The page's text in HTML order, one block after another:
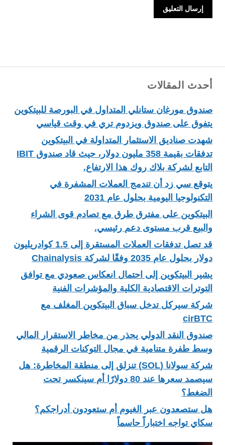
أحدث المقالات
صندوق مورغان ستانلي المتداول في البورصة للبيتكوين
يتفوق على صندوق ويزدوم تري في وقت قياسي
شهدت صناديق الاستثمار المتداولة في البيتكوين
تدفقات بقيمة 358 مليون دولار، حيث قاد صندوق IBIT
التابع لشركة بلاك روك هذا الارتفاع.
يتوقع سي زد أن تندمج العملات المشفرة في
التكنولوجيا اليومية بحلول عام 2031
البيتكوين على مفترق طرق مع تصادم قوى الشراء
والبيع قرب مستوى دعم رئيسي.
قد تصل تدفقات العملات المستقرة إلى 1.5 كوادريليون
دولار بحلول عام 2035 وفقًا لشركة Chainalysis
يشير البيتكوين إلى احتمال انعكاس صعودي مع توافق
التوترات الاقتصادية الكلية والمؤشرات الفنية
شركة سيركل تدخل سباق البيتكوين المغلف مع
cirBTC
صندوق النقد الدولي يحذر من مخاطر الاستقرار المالي
وسط طفرة متنامية في مجال التوكنات الرقمية
شركة سولانا (SOL) تنزلق إلى منطقة المخاطرة: هل
سيصمد سعرها عند 80 دولارًا أم سينكسر تحت
الضغط؟
هل ستصعدون عبر الغيوم أم ستعودون أدراجكم؟
سكاي تواجه اختباراً حاسماً